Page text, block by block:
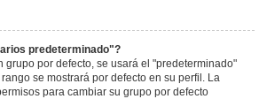
predeterminado"?
grupo por defecto, se usará el "predeterminado"
se mostrará por defecto en su perfil. La
para cambiar su grupo por defecto